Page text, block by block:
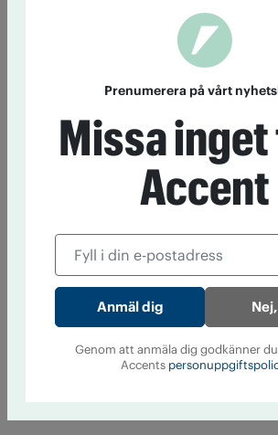
Prenumerera på vårt
Missa
Accent
Genom att anmäla dig godkänner
Accents